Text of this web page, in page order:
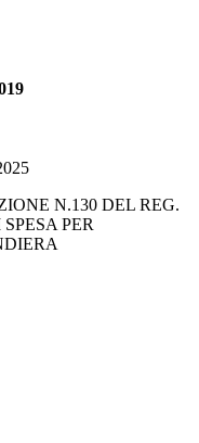
N.130 DEL REG.
PER